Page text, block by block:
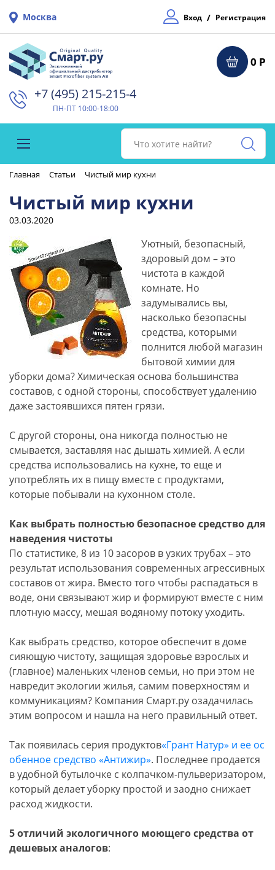
Москва Вход / Регистрация
0 Р
+7 (495) 215-215-4⁠
ПН-ПТ 10:00-18:00
Главная Статьи Чистый мир кухни
Чистый мир кухни
03.03.2020
Уютный, безопасный,
здоровый дом – это
чистота в каждой
комнате. Но
задумывались вы,
насколько безопасны
средства, которыми
полнится любой магазин
бытовой химии для
уборки дома? Химическая основа большинства
составов, с одной стороны, способствует удалению
даже застоявшихся пятен грязи.
С другой стороны, она никогда полностью не
смывается, заставляя нас дышать химией. А если
средства использовались на кухне, то еще и
употреблять их в пищу вместе с продуктами,
которые побывали на кухонном столе.
Как выбрать полностью безопасное средство для
наведения чистоты
По статистике, 8 из 10 засоров в узких трубах – это
результат использования современных агрессивных
составов от жира. Вместо того чтобы распадаться в
воде, они связывают жир и формируют вместе с ним
плотную массу, мешая водяному потоку уходить.
Как выбрать средство, которое обеспечит в доме
сияющую чистоту, защищая здоровье взрослых и
(главное) маленьких членов семьи, но при этом не
навредит экологии жилья, самим поверхностям и
коммуникациям? Компания Смарт.ру озадачилась
этим вопросом и нашла на него правильный ответ.
Так появилась серия продуктов«Грант Натур» и ее ос
обенное средство «Антижир». Последнее продается
в удобной бутылочке с колпачком-пульверизатором,
который делает уборку простой и заодно снижает
расход жидкости.
5 отличий экологичного моющего средства от
дешевых аналогов: